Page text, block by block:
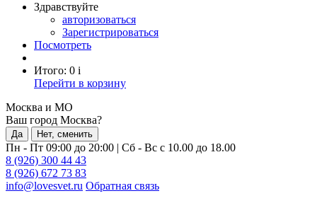
Здравствуйте
авторизоваться
Зарегистрироваться
Посмотреть
Итого: 0 i
Перейти в корзину
Москва и МО
Ваш город Москва?
Да Нет, сменить
Пн - Пт 09:00 до 20:00 | Сб - Вс с 10.00 до 18.00
8 (926) 300 44 43
8 (926) 672 73 83
info@lovesvet.ru Обратная связь